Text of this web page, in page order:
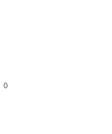
0